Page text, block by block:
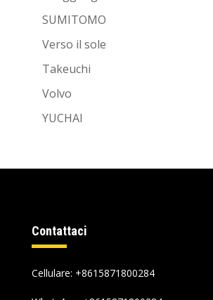
SUMITOMO
Verso il sole
Takeuchi
Volvo
YUCHAI
Contattaci
Cellulare: +8615871800284